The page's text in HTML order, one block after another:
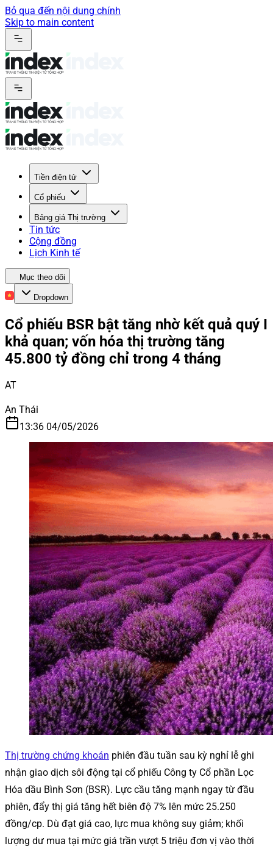
Bỏ qua đến nội dung chính
Skip to main content
Tiền điện tử
Cổ phiếu
Bảng giá Thị trường
Tin tức
Cộng đồng
Lịch Kinh tế
Mục theo dõi
Dropdown
Cổ phiếu BSR bật tăng nhờ kết quả quý I
khả quan; vốn hóa thị trường tăng
45.800 tỷ đồng chỉ trong 4 tháng
AT
An Thái
13:36 04/05/2026
Thị trường chứng khoán phiên đầu tuần sau kỳ nghỉ lễ ghi
nhận giao dịch sôi động tại cổ phiếu Công ty Cổ phần Lọc
Hóa dầu Bình Sơn (BSR). Lực cầu tăng mạnh ngay từ đầu
phiên, đẩy thị giá tăng hết biên độ 7% lên mức 25.250
đồng/cp. Dù đạt giá cao, lực mua không suy giảm; khối
lượng dư mua tại mức giá trần vượt 5 triệu đơn vị vào thời